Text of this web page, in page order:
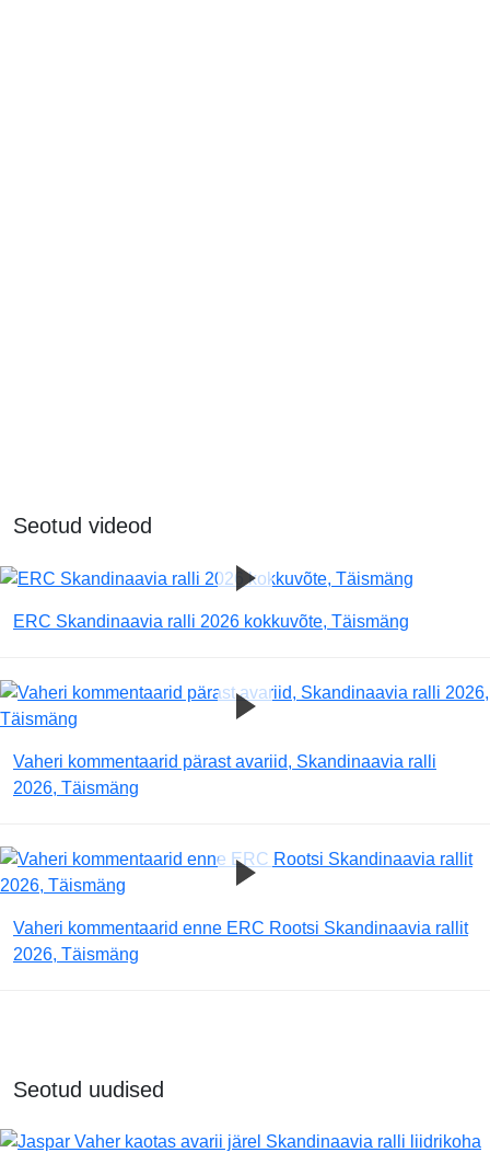
Seotud videod
ERC Skandinaavia ralli 2026 kokkuvõte, Täismäng
Vaheri kommentaarid pärast avariid, Skandinaavia ralli
2026, Täismäng
Vaheri kommentaarid enne ERC Rootsi Skandinaavia rallit
2026, Täismäng
Seotud uudised